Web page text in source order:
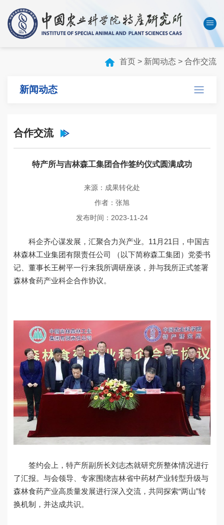
English
本所概况
科技创新
首页 > 新闻动态 > 合作交流
新闻动态
合作交流
特产所与吉林森工集团合作签约仪式圆满成功
来源：成果转化处
作者：张旭
发布时间：2023-11-24
科企齐心谋发展，汇聚合力兴产业。11月21日，中国吉
林森林工业集团有限责任公司 （以下简称森工集团）党委书
记、董事长王树平一行来我所调研座谈，并与我所正式签署
森林食药产业科企合作协议。
签约会上，特产所副所长刘志杰就研究所整体情况进行
了汇报。与会领导、专家围绕吉林省中药材产业转型升级与
森林食药产业高质量发展进行深入交流，共同探索“两山”转
换机制，并达成共识。